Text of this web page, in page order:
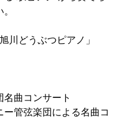
川どうぶつピアノ」
名曲コンサート
管弦楽団による名曲コ